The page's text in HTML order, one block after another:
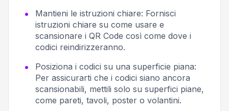
Mantieni le istruzioni chiare: Fornisci
istruzioni chiare su come usare e
scansionare i QR Code così come dove i
codici reindirizzeranno.
Posiziona i codici su una superficie piana:
Per assicurarti che i codici siano ancora
scansionabili, mettili solo su superfici piane,
come pareti, tavoli, poster o volantini.